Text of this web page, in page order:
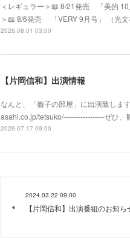
＜レギュラー＞📖 8/21発売 「美的
＞📖 8/6発売 「VERY 9月号」 （光
2026.08.01 03:00
【片岡信和】出演情報
なんと、「徹子の部屋」に出演致しま
asahi.co.jp/tetsuko/-----------------ぜひ、
2026.07.17 09:00
2024.03.22 09:00
【片岡信和】出演番組のお知ら